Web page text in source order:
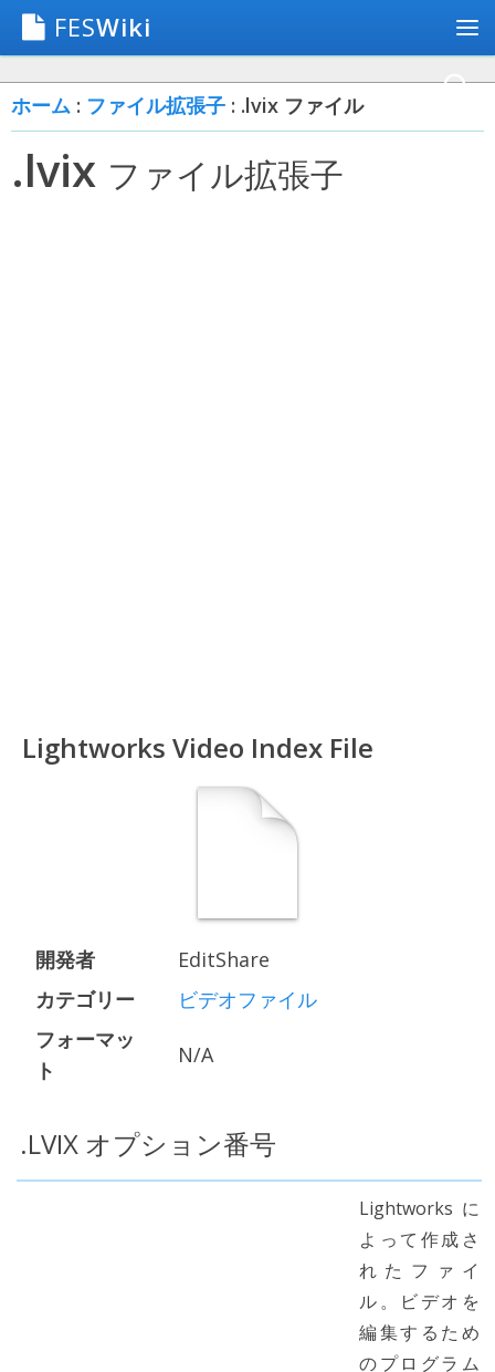
FESWiki
ホーム : ファイル拡張子 : .lvix ファイル
.lvix ファイル拡張子
Lightworks Video Index File
開発者
EditShare
カテゴリー
ビデオファイル
フォーマッ
ト
N/A
.LVIX オプション番号
Lightworksに
よって作成さ
れたファイ
ル。ビデオを
編集するため
のプログラム